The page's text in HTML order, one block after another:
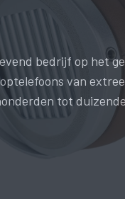
bedrijf op het
van
tot